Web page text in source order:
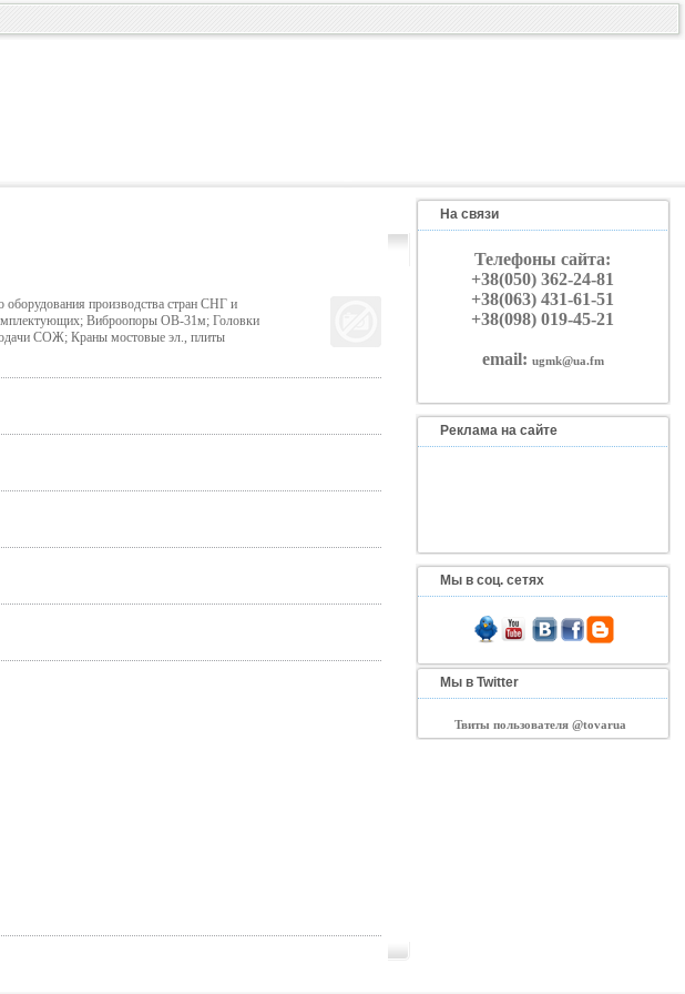
оборудования производства стран СНГ и
комплектующих; Виброопоры ОВ-31м; Головки
СОЖ; Краны мостовые эл., плиты
На связи
Телефоны сайта:
+38(050) 362-24-81
+38(063) 431-61-51
+38(098) 019-45-21
email: ugmk@ua.fm
Реклама на сайте
Мы в соц. сетях
Мы в Twitter
Твиты пользователя @tovarua